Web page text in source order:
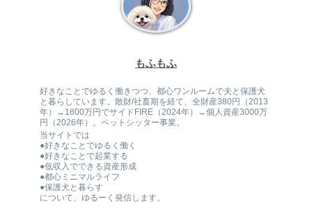
もふもふ
好きなことでゆるく働きつつ、都心ワンルームで夫と保護犬
と暮らしています。散財/社畜期を経て、全財産380円（2013
年）→1800万円でサイドFIRE（2024年）→個人資産3000万
円（2026年）。ペットシッター事業。
当サイトでは
●好きなことでゆるく働く
●好きなことで起業する
●低収入でできる資産形成
●都心ミニマルライフ
●保護犬と暮らす
について、ゆるーく発信します。